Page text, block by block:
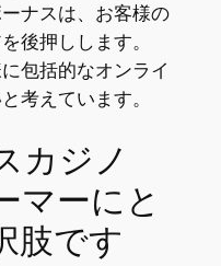
ナスは、お客様の
後押しします。
包括的なオンライ
考えています。
カジノ
マーにと
肢です